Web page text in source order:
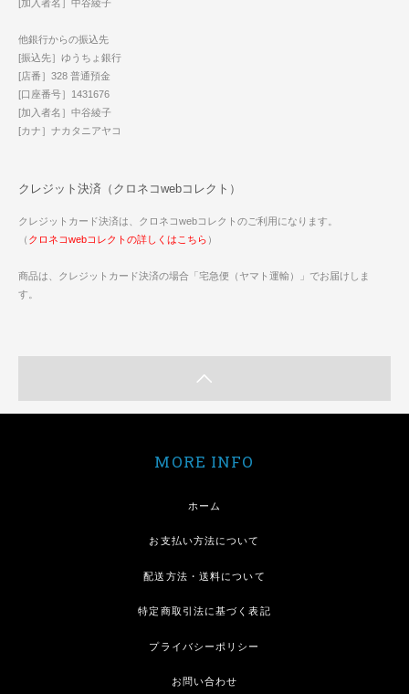
[加入者名］中谷綾子
他銀行からの振込先
[振込先］ゆうちょ銀行
[店番］328 普通預金
[口座番号］1431676
[加入者名］中谷綾子
[カナ］ナカタニアヤコ
クレジット決済（クロネコwebコレクト）
クレジットカード決済は、クロネコwebコレクトのご利用になります。
（ クロネコwebコレクトの詳しくはこちら ）
商品は、クレジットカード決済の場合「宅急便（ヤマト運輸）」でお届けしま
す。
MORE INFO
ホーム
お支払い方法について
配送方法・送料について
特定商取引法に基づく表記
プライバシーポリシー
お問い合わせ